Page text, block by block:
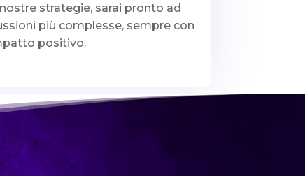
strategie, sarai pronto ad
più complesse, sempre con
positivo.